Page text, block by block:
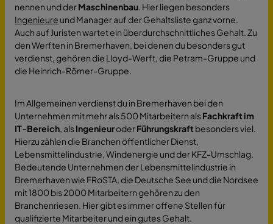
nennen und derMaschinenbau. Hier liegen besonders
Ingenieure und Manager auf der Gehaltsliste ganz vorne.
Auch auf Juristen wartet ein überdurchschnittliches Gehalt. Zu
den Werften in Bremerhaven, bei denen du besonders gut
verdienst, gehören die Lloyd-Werft, die Petram-Gruppe und
die Heinrich-Römer-Gruppe.
Im Allgemeinen verdienst du in Bremerhaven bei den
Unternehmen mit mehr als 500 Mitarbeitern alsFachkraft im
IT-Bereich, alsIngenieuroderFührungskraftbesonders viel.
Hierzu zählen die Branchen öffentlicher Dienst,
Lebensmittelindustrie, Windenergie und der KFZ-Umschlag.
Bedeutende Unternehmen der Lebensmittelindustrie in
Bremerhaven wie FRoSTA, die Deutsche See und die Nordsee
mit 1800 bis 2000 Mitarbeitern gehören zu den
Branchenriesen. Hier gibt es immer offene Stellen für
qualifizierte Mitarbeiter und ein gutes Gehalt.